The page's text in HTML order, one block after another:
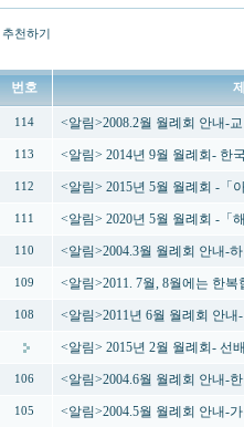
추천하기
번호
114 <알림>2008.2월 월례회 안내-
113 <알림> 2014년 9월 월례회- 한
112 <알림> 2015년 5월 월례회 -「
111 <알림> 2020년 5월 월례회 -「
110 <알림>2004.3월 월례회 안내-
109 <알림>2011. 7월, 8월에는 한
108 <알림>2011년 6월 월례회 안
<알림> 2015년 2월 월례회- 선
106 <알림>2004.6월 월례회 안내-
105 <알림>2004.5월 월례회 안내-